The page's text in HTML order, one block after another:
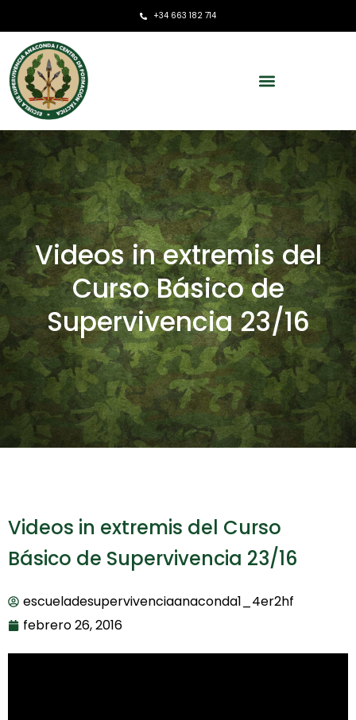
+34 663 182 714
Videos in extremis del
Curso Básico de
Supervivencia 23/16
Videos in extremis del Curso
Básico de Supervivencia 23/16
escueladesupervivenciaanaconda1_4er2hf
febrero 26, 2016